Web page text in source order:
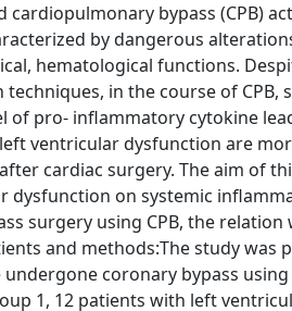
bypass (CPB)
by dangerous
hematological functions.
in the course of
of pro- inflammatory cytokine
ventricular dysfunction are
cardiac surgery. The aim of
dysfunction on systemic
surgery using CPB, the
and methods:The study was
coronary bypass using
1, 12 patients with left